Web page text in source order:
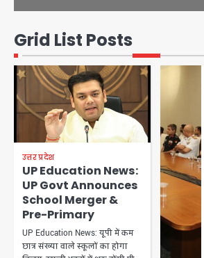
Grid List Posts
उत्तर प्रदेश
UP Education News:
UP Govt Announces
School Merger &
Pre-Primary
UP Education News: यूपी में कम
छात्र संख्या वाले स्कूलों का होगा